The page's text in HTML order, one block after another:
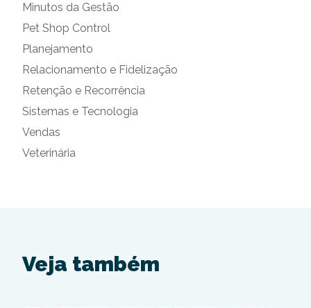
Minutos da Gestão
Pet Shop Control
Planejamento
Relacionamento e Fidelização
Retenção e Recorrência
Sistemas e Tecnologia
Vendas
Veterinária
Veja também